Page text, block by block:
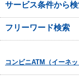
サービス条件から
フリーワード検索
コンビニATM（イーネ